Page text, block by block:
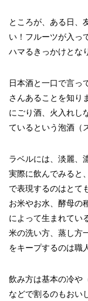
ところが、ある日、
い！フルーツが入っ
ハマるきっかけとな
日本酒と一口で言っ
さんあることを知り
にごり酒、火入れし
ているという泡酒（
ラベルには、淡麗、
実際に飲んでみると
で表現するのはとて
お米やお水、酵母の
によって生まれてい
米の洗い方、蒸し方
をキープするのは職
飲み方は基本の冷や
などで割るのもおい